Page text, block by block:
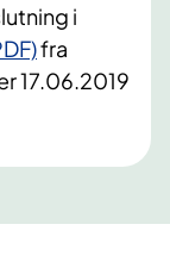
i
fra
17.06.2019